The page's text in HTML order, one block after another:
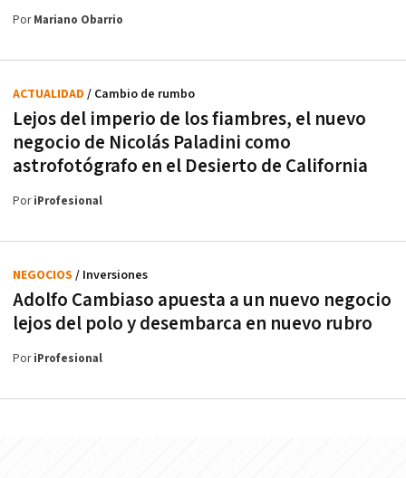
PorMariano Obarrio
Lejos del imperio de los fiambres, el nuevo
negocio de Nicolás Paladini como
astrofotógrafo en el Desierto de California
ACTUALIDAD / Cambio de rumbo
PoriProfesional
Adolfo Cambiaso apuesta a un nuevo negocio
lejos del polo y desembarca en nuevo rubro
NEGOCIOS / Inversiones
PoriProfesional